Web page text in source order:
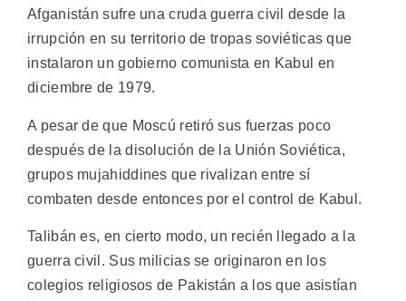
Afganistán sufre una cruda guerra civil desde la
irrupción en su territorio de tropas soviéticas que
instalaron un gobierno comunista en Kabul en
diciembre de 1979.
A pesar de que Moscú retiró sus fuerzas poco
después de la disolución de la Unión Soviética,
grupos mujahiddines que rivalizan entre sí
combaten desde entonces por el control de Kabul.
Talibán es, en cierto modo, un recién llegado a la
guerra civil. Sus milicias se originaron en los
colegios religiosos de Pakistán a los que asistían